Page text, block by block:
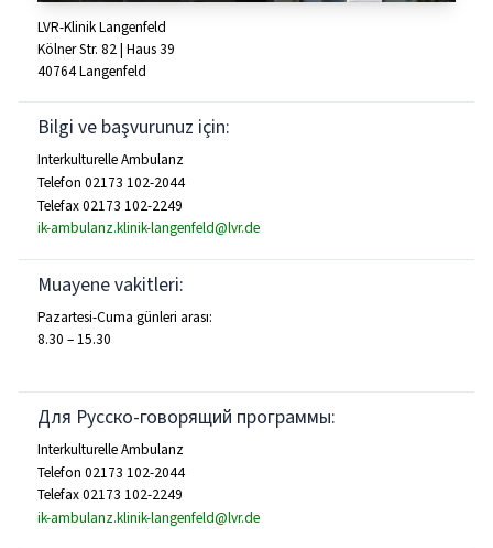
LVR-Klinik Langenfeld
Kölner Str. 82 | Haus 39
40764 Langenfeld
Bilgi ve başvurunuz için:
Interkulturelle Ambulanz
Telefon 02173 102-2044
Telefax 02173 102-2249
ik-ambulanz.klinik-langenfeld@lvr.de
Muayene vakitleri:
Pazartesi-Cuma günleri arası:
8.30 – 15.30
Для Русско-говорящий программы:
Interkulturelle Ambulanz
Telefon 02173 102-2044
Telefax 02173 102-2249
ik-ambulanz.klinik-langenfeld@lvr.de